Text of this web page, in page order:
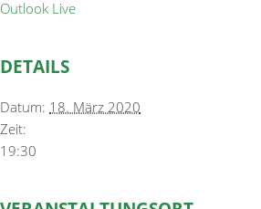
Outlook Live
DETAILS
Datum: 18. März 2020
Zeit:
19:30